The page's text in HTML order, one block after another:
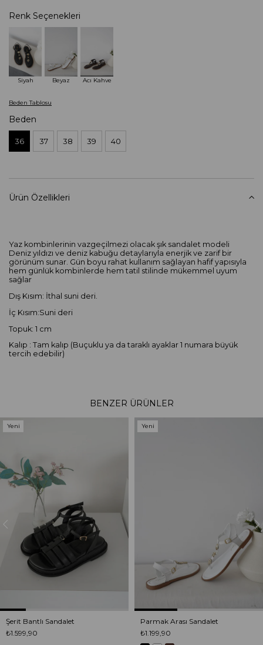
Renk Seçenekleri
Siyah Beyaz Acı Kahve
Beden Tablosu
Beden
36 37 38 39 40
Ürün Özellikleri
Yaz kombinlerinin vazgeçilmezi olacak şık sandalet modeli
Deniz yıldızı ve deniz kabuğu detaylarıyla enerjik ve zarif bir
görünüm sunar. Gün boyu rahat kullanım sağlayan hafif yapısıyla
hem günlük kombinlerde hem tatil stilinde mükemmel uyum
sağlar
Dış Kısım: İthal suni deri.
İç Kısım:Suni deri
Topuk: 1 cm
Kalıp : Tam kalıp (Buçuklu ya da taraklı ayaklar 1 numara büyük
tercih edebilir)
BENZER ÜRÜNLER
Şerit Bantlı Sandalet
₺1.599,90
Yeni
Parmak Arası Sandalet
₺1.199,90
Yeni